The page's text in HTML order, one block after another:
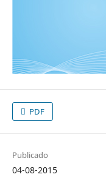
PDF
Publicado
04-08-2015